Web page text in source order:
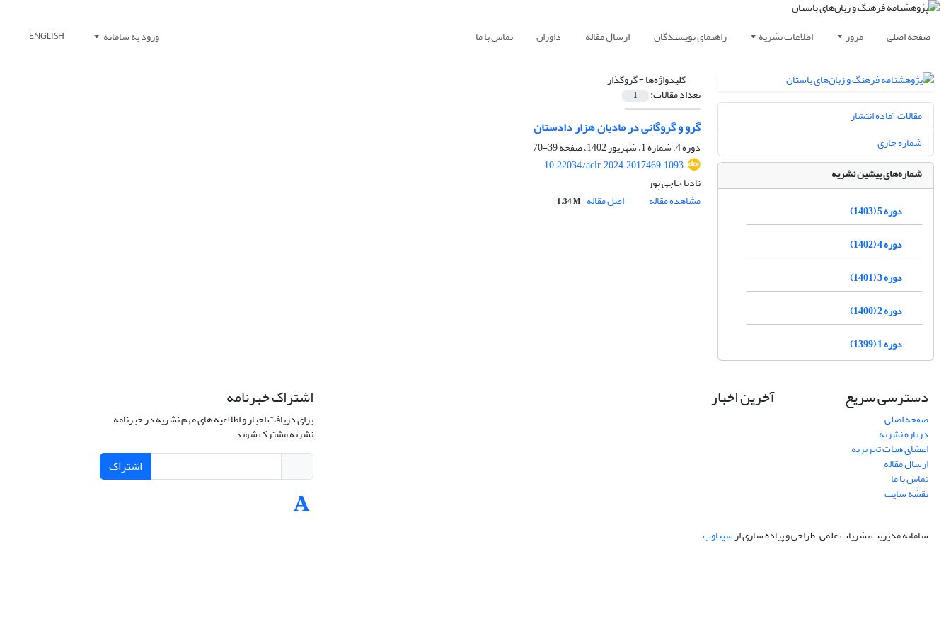
صفحه اصلی مرور اطلاعات نشریه راهنمای نویسندگان ارسال مقاله داوران تماس با ما ورود به سامانه ENGLISH
کلیدواژه‌ها =گروگذار
تعداد مقالات: 1
گرو و گروگانی در مادیان هزار دادستان
دوره 4، شماره 1، شهریور 1402، صفحه
39-70
10.22034/aclr.2024.2017469.1093
نادیا حاجی پور
مشاهده مقاله
اصل مقاله 1.34 M
مقالات آماده انتشار
شماره جاری
شماره‌های پیشین نشریه
دوره 5 (1403)
دوره 4 (1402)
دوره 3 (1401)
دوره 2 (1400)
دوره 1 (1399)
دسترسی سریع
صفحه اصلی
درباره نشریه
اعضای هیات تحریریه
ارسال مقاله
تماس با ما
نقشه سایت
آخرین اخبار اشتراک خبرنامه
برای دریافت اخبار و اطلاعیه های مهم نشریه در خبرنامه
نشریه مشترک شوید.
اشتراک
سامانه مدیریت نشریات علمی.طراحی و پیاده سازی ازسیناوب